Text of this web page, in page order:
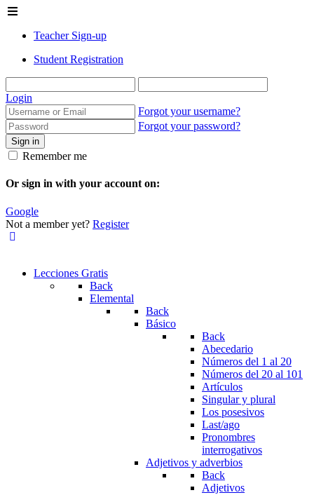
Teacher Sign-up
Student Registration
Login
Forgot your username?
Forgot your password?
Sign in
Remember me
Or sign in with your account on:
Google
Not a member yet? Register
Lecciones Gratis
Back
Elemental
Back
Básico
Back
Abecedario
Números del 1 al 20
Números del 20 al 101
Artículos
Singular y plural
Los posesivos
Last/ago
Pronombres
interrogativos
Adjetivos y adverbios
Back
Adjetivos